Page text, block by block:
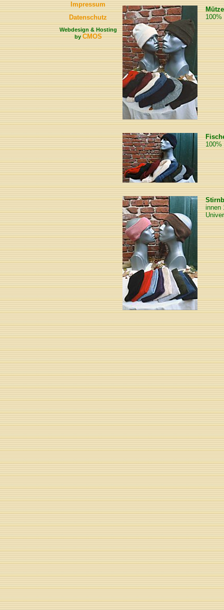
Impressum
Datenschutz
Webdesign & Hosting
byCMOS
innen